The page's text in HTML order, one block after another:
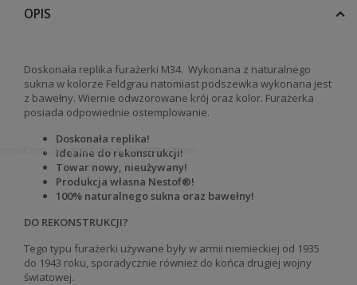
Bergmützen & Wintermützen
OPIS
Doskonała replika furażerki M34. Wykonana z naturalnego
sukna w kolorze Feldgrau natomiast podszewka wykonana jest
z bawełny. Wiernie odwzorowane krój oraz kolor. Furażerka
posiada odpowiednie ostemplowanie.
Doskonała replika!
Idealne do rekonstrukcji!
Towar nowy, nieużywany!
Produkcja własna Nestof®!
100% naturalnego sukna oraz bawełny!
DO REKONSTRUKCJI?
Tego typu furażerki używane były w armii niemieckiej od 1935
do 1943 roku, sporadycznie również do końca drugiej wojny
światowej.